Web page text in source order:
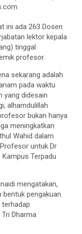
ini ada 263 Dosen
lektor kepala
tinggal
profesor.
sekarang adalah
pada waktu
yang didesain
alhamdulillah
bukan hanya
meningkatkan
Wahid dalam
untuk Dr
Kampus Terpadu
mengatakan,
bentuk pengakuan
Dharma